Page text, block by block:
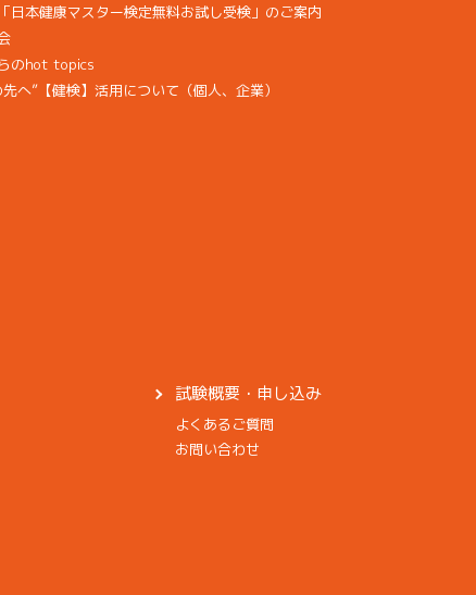
日本健康マスター検定無料お試し受検」のご案内
のhot topics
へ”【健検】活用について（個人、企業）
試験概要・申し込み
よくあるご質問
お問い合わせ